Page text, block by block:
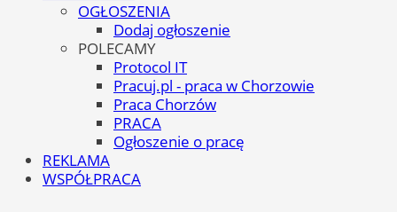
OGŁOSZENIA
Dodaj ogłoszenie
POLECAMY
Protocol IT
Pracuj.pl - praca w Chorzowie
Praca Chorzów
PRACA
Ogłoszenie o pracę
REKLAMA
WSPÓŁPRACA